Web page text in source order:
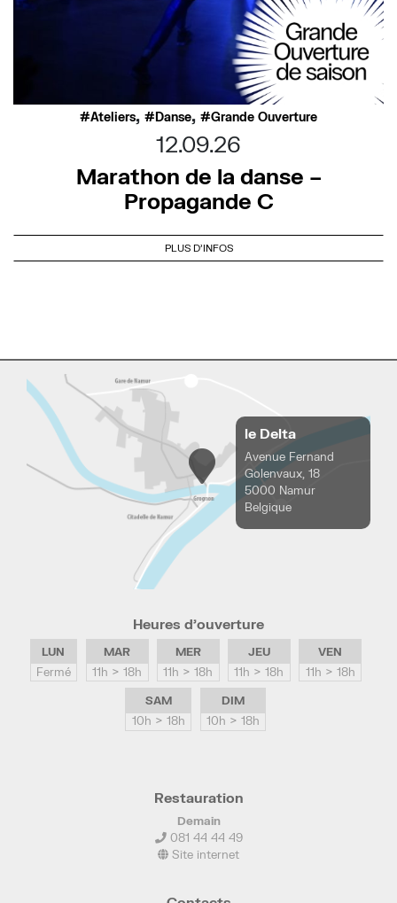
Ateliers, Danse, Grande Ouverture
12.09.26
Marathon de la danse –
Propagande C
PLUS D'INFOS
le Delta
Avenue Fernand
Golenvaux, 18
5000 Namur
Belgique
Heures d’ouverture
LUN
Fermé
MAR
11h > 18h
MER
11h > 18h
JEU
11h > 18h
VEN
11h > 18h
SAM
10h > 18h
DIM
10h > 18h
Restauration
Demain
081 44 44 49
Site internet